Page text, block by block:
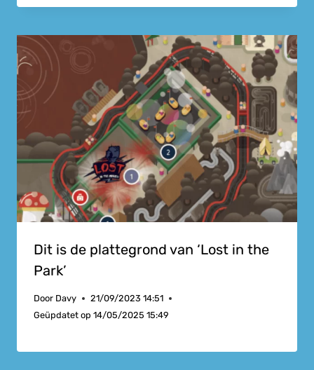
Dit is de plattegrond van ‘Lost in the
Park’
Door Davy
21/09/2023 14:51
Geüpdatet op 14/05/2025 15:49